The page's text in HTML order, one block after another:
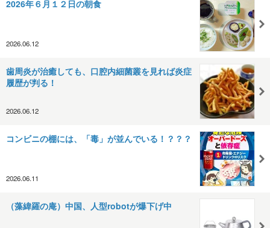
2026年６月１２日の朝食
2026.06.12
⻭周炎が治癒しても、口腔内細菌叢を見れば炎症
履歴が判る！
2026.06.12
コンビニの棚には、「毒」が並んでいる！？？？
2026.06.11
（藻緯羅の庵）中国、人型robotが爆下げ中